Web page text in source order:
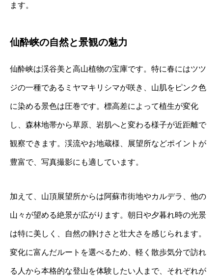
ます。
仙酔峡の自然と景観の魅力
仙酔峡は渓谷美と高山植物の宝庫です。特に春にはツツ
ジの一種であるミヤマキリシマが咲き、山肌をピンク色
に染める景色は圧巻です。標高差によって植生が変化
し、森林地帯から草原、岩肌へと変わる様子が近距離で
観察できます。渓流やお地蔵様、展望所などポイントが
豊富で、写真撮影にも適しています。
加えて、山頂展望所からは阿蘇市街地やカルデラ、他の
山々が望める絶景が広がります。朝日や夕暮れ時の光景
は特に美しく、自然の静けさと壮大さを感じられます。
変化に富んだルートを選べるため、軽く散歩気分で訪れ
る人から本格的な登山を体験したい人まで、それぞれが